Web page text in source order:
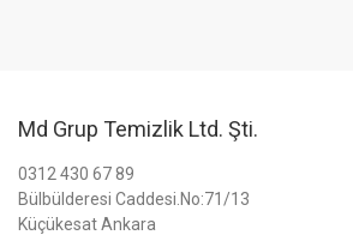
Md Grup Temizlik Ltd. Şti.
0312 430 67 89
Bülbülderesi Caddesi.No:71/13
Küçükesat Ankara